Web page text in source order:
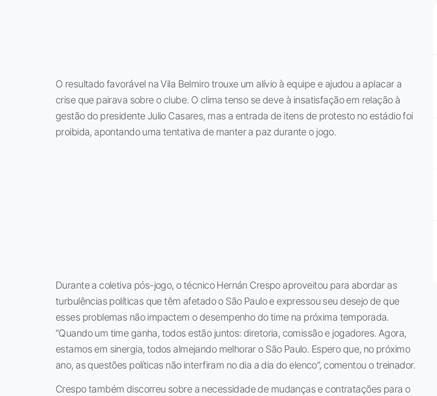
O resultado favorável na Vila Belmiro trouxe um alívio à equipe e ajudou a aplacar a
crise que pairava sobre o clube. O clima tenso se deve à insatisfação em relação à
gestão do presidente Julio Casares, mas a entrada de itens de protesto no estádio foi
proibida, apontando uma tentativa de manter a paz durante o jogo.
Durante a coletiva pós-jogo, o técnico Hernán Crespo aproveitou para abordar as
turbulências políticas que têm afetado o São Paulo e expressou seu desejo de que
esses problemas não impactem o desempenho do time na próxima temporada.
“Quando um time ganha, todos estão juntos: diretoria, comissão e jogadores. Agora,
estamos em sinergia, todos almejando melhorar o São Paulo. Espero que, no próximo
ano, as questões políticas não interfiram no dia a dia do elenco”, comentou o treinador.
Crespo também discorreu sobre a necessidade de mudanças e contratações para o